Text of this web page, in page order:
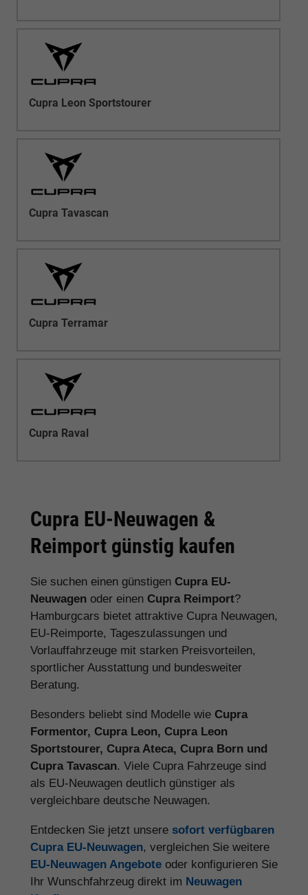
Cupra Leon Sportstourer
Cupra Tavascan
Cupra Terramar
Cupra Raval
Cupra EU-Neuwagen &
Reimport günstig kaufen
Sie suchen einen günstigen Cupra EU-
Neuwagen oder einen Cupra Reimport?
Hamburgcars bietet attraktive Cupra Neuwagen,
EU-Reimporte, Tageszulassungen und
Vorlauffahrzeuge mit starken Preisvorteilen,
sportlicher Ausstattung und bundesweiter
Beratung.
Besonders beliebt sind Modelle wie Cupra
Formentor, Cupra Leon, Cupra Leon
Sportstourer, Cupra Ateca, Cupra Born und
Cupra Tavascan. Viele Cupra Fahrzeuge sind
als EU-Neuwagen deutlich günstiger als
vergleichbare deutsche Neuwagen.
Entdecken Sie jetzt unsere sofort verfügbaren
Cupra EU-Neuwagen, vergleichen Sie weitere
EU-Neuwagen Angebote oder konfigurieren Sie
Ihr Wunschfahrzeug direkt im Neuwagen